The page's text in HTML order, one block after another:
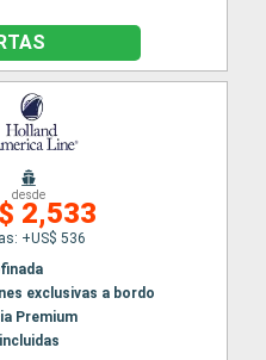
desde
2,533
+US$ 536
exclusivas a bordo
Premium